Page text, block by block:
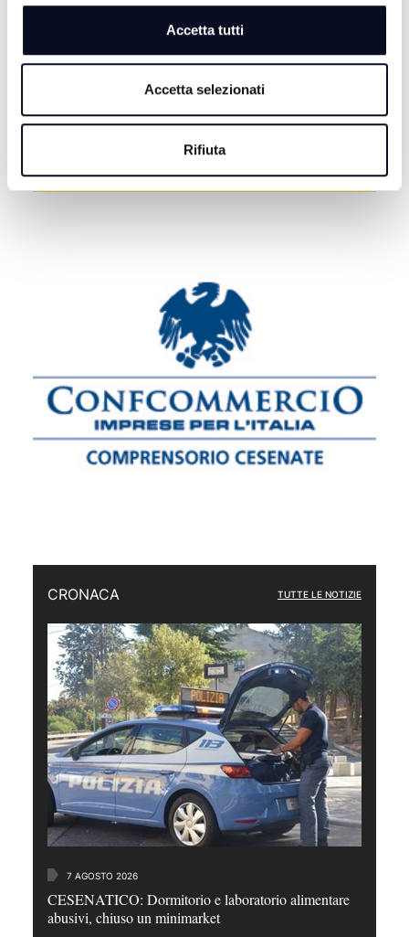
Accetta tutti
Accetta selezionati
Rifiuta
dei poveri continua” | VIDEO
BASKET: La Start Romagna Cup porta la Virtus
Bologna sul parquet di Rimini
CRONACA TUTTE LE NOTIZIE
7 AGOSTO 2026
CESENATICO: Dormitorio e laboratorio alimentare
abusivi, chiuso un minimarket